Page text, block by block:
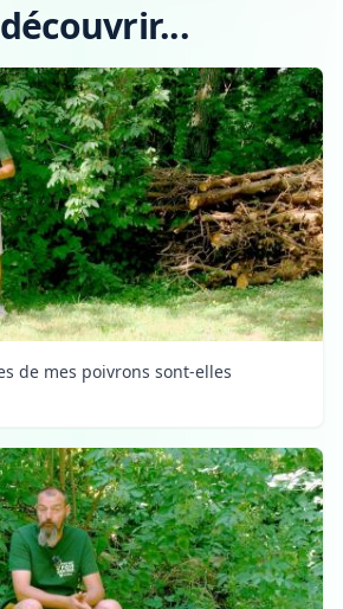
de mes poivrons sont-elles